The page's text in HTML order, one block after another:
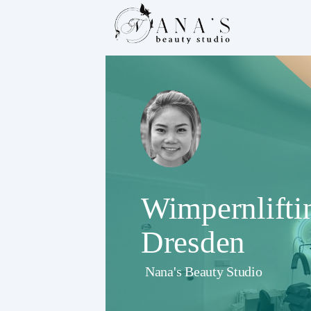
Dresden
Nana's Beauty Studio